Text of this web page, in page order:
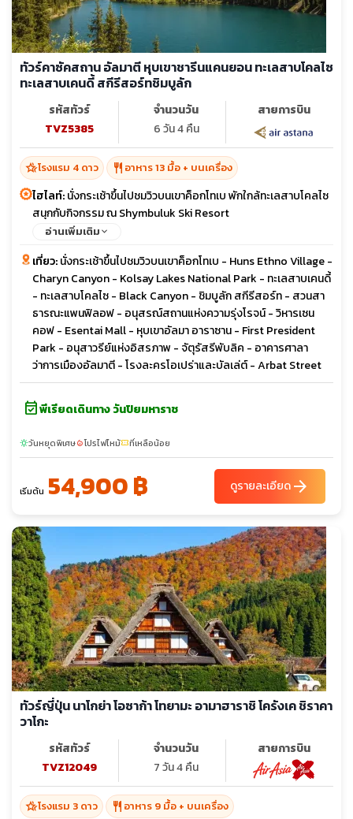
ทัวร์คาซัคสถาน อัลมาตี หุบเขาชารีนแคนยอน ทะเลสาบโคลไซ
ทะเลสาบเคนดี้ สกีรีสอร์ทชิมบูลัก
รหัสทัวร์
TVZ5385
จำนวนวัน
6 วัน 4 คืน
สายการบิน
hotel_classโรงแรม 4 ดาว restaurant อาหาร 13 มื้อ + บนเครื่อง
ไฮไลท์:นั่งกระเช้าขึ้นไปชมวิวบนเขาค็อกโทเบ พักใกล้ทะเลสาบโคลไซ
สนุกกับกิจกรรม ณ Shymbuluk Ski Resort
อ่านเพิ่มเติม
เที่ยว:นั่งกระเช้าขึ้นไปชมวิวบนเขาค็อกโทเบ - Huns Ethno Village -
Charyn Canyon - Kolsay Lakes National Park - ทะเลสาบเคนดี้
- ทะเลสาบโคลไซ - Black Canyon - ชิมบูลัก สกีรีสอร์ท - สวนสา
ธารณะแพนฟิลอฟ - อนุสรณ์สถานแห่งความรุ่งโรจน์ - วิหารเซน
คอฟ - Esentai Mall - หุบเขาอัลมา อาราซาน - First President
Park - อนุสาวรีย์แห่งอิสรภาพ - จัตุรัสรีพับลิค - อาคารศาลา
ว่าการเมืองอัลมาตี - โรงละครโอเปร่าและบัลเล่ต์ - Arbat Street
event_availableพีเรียดเดินทาง วันปิยมหาราช
sunnyวันหยุดพิเศษlocal_fire_departmentโปรไฟไหม้confirmation_numberที่เหลือน้อย
เริ่มต้น 54,900 ฿ ดูรายละเอียดarrow_forward
ทัวร์ญี่ปุ่น นาโกย่า โอซาก้า โทยามะ อามาฮาราชิ โครังเค ชิราคา
วาโกะ
รหัสทัวร์
TVZ12049
จำนวนวัน
7 วัน 4 คืน
สายการบิน
hotel_classโรงแรม 3 ดาว restaurant อาหาร 9 มื้อ + บนเครื่อง